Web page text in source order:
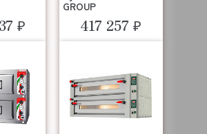
₽
GROUP
417 257 ₽